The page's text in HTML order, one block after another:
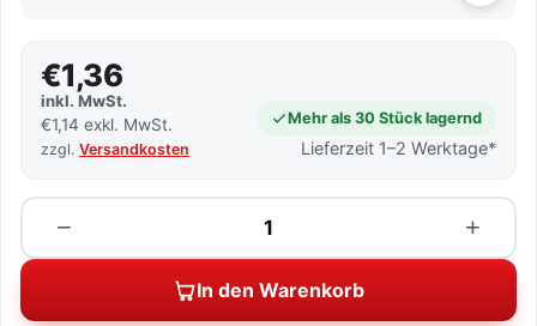
€1,36
inkl. MwSt.
€1,14 exkl. MwSt.
zzgl. Versandkosten
Mehr als 30 Stück lagernd
Lieferzeit 1–2 Werktage*
−
Menge +
In den Warenkorb